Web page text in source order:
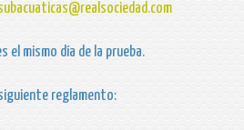
el mismo día de la prueba.
reglamento: